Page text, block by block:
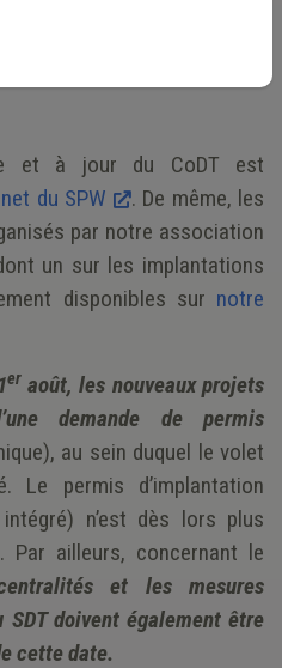
et à jour du CoDT est
du SPW
. De même, les
par notre association
un sur les implantations
disponibles sur notre
eraoût, les nouveaux projets
demande de permis
au sein duquel le volet
Le permis d’implantation
n’est dès lors plus
Par ailleurs, concernant le
et les mesures
doivent également être
cette date.